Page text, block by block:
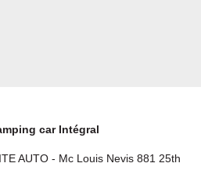
car Intégral
AUTO - Mc Louis Nevis 881 25th